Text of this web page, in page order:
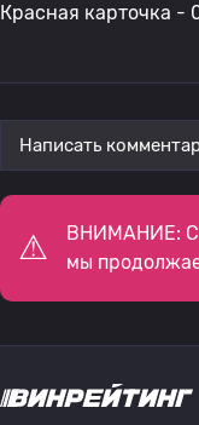
Красная карточка -
Написать
ВНИМАНИЕ:
мы